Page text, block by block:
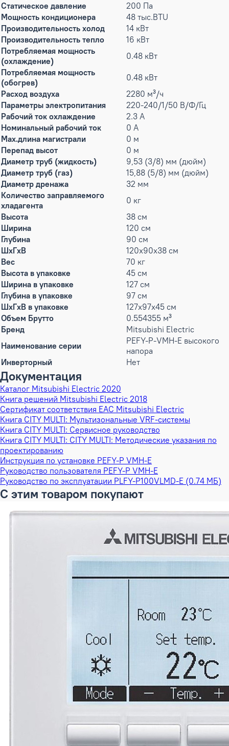
Статическое давление
200 Па
Мощность кондиционера
48 тыс.BTU
Производительность холод
14 кВт
Производительность тепло
16 кВт
Потребляемая мощность
(охлаждение)
0.48 кВт
Потребляемая мощность
(обогрев)
0.48 кВт
Расход воздуха
2280 м³/ч
Параметры электропитания
220-240/1/50 В/Ф/Гц
Рабочий ток охлаждение
2.3 А
Номинальный рабочий ток
0 А
Max.длина магистрали
0 м
Перепад высот
0 м
Диаметр труб (жидкость)
9,53 (3/8) мм (дюйм)
Диаметр труб (газ)
15,88 (5/8) мм (дюйм)
Диаметр дренажа
32 мм
Количество заправляемого
хладагента
0 кг
Высота
38 см
Ширина
120 см
Глубина
90 см
ШxГxВ
120x90x38 см
Вес
70 кг
Высота в упаковке
45 см
Ширина в упаковке
127 см
Глубина в упаковке
97 см
ШxГxВ в упаковке
127x97x45 см
Объем Брутто
0.554355 м³
Бренд
Mitsubishi Electric
Наименование серии
PEFY-P-VMH-E высокого
напора
Инверторный
Нет
Документация
Каталог Mitsubishi Electric 2020
Книга решений Mitsubishi Electric 2018
Сертификат соответствия EAC Mitsubishi Electric
Книга CITY MULTI: Мультизональные VRF-системы
Книга CITY MULTI: Сервисное руководство
Книга CITY MULTI: CITY MULTI: Методические указания по
проектированию
Инструкция по установке PEFY-P VMH-E
Руководство пользователя PEFY-P VMH-E
Руководство по эксплуатации PLFY-P100VLMD-E (0.74 МБ)
С этим товаром покупают